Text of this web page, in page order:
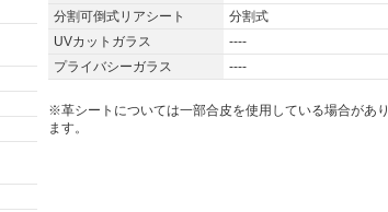
分割可倒式リアシート
分割式
UVカットガラス
----
プライバシーガラス
----
※革シートについては一部合皮を使用している場合があり
ます。